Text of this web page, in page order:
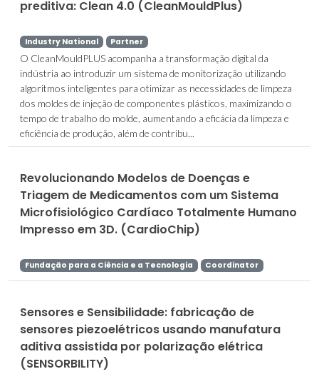
preditiva: Clean 4.0 (CleanMouldPlus)
Industry National Partner
O CleanMouldPLUS acompanha a transformação digital da
indústria ao introduzir um sistema de monitorização utilizando
algoritmos inteligentes para otimizar as necessidades de limpeza
dos moldes de injeção de componentes plásticos, maximizando o
tempo de trabalho do molde, aumentando a eficácia da limpeza e
eficiência de produção, além de contribu...
Revolucionando Modelos de Doenças e
Triagem de Medicamentos com um Sistema
Microfisiológico Cardíaco Totalmente Humano
Impresso em 3D. (CardioChip)
Fundação para a Ciência e a Tecnologia Coordinator
Sensores e Sensibilidade: fabricação de
sensores piezoelétricos usando manufatura
aditiva assistida por polarização elétrica
(SENSORBILITY)